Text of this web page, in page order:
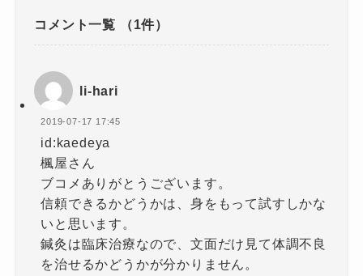
コメント一覧 （1件）
li-hari
2019-07-17 17:45
id:kaedeya
楓屋さん
ブコメありがとうございます。
信頼できるかどうかは、身をもって試すしかな
いと思います。
鍼灸は臨床治療なので、文面だけ見て体調不良
を治せるかどうかが分かりません。